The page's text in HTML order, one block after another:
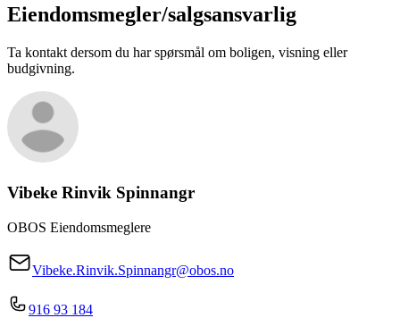
Eiendomsmegler/salgsansvarlig
Ta kontakt dersom du har spørsmål om boligen, visning eller
budgivning.
Vibeke Rinvik Spinnangr
OBOS Eiendomsmeglere
Vibeke.Rinvik.Spinnangr@obos.no
916 93 184